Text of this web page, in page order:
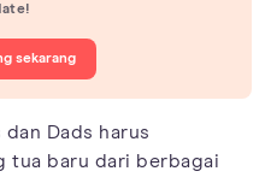
sekarang
dan Dads harus
tua baru dari berbagai